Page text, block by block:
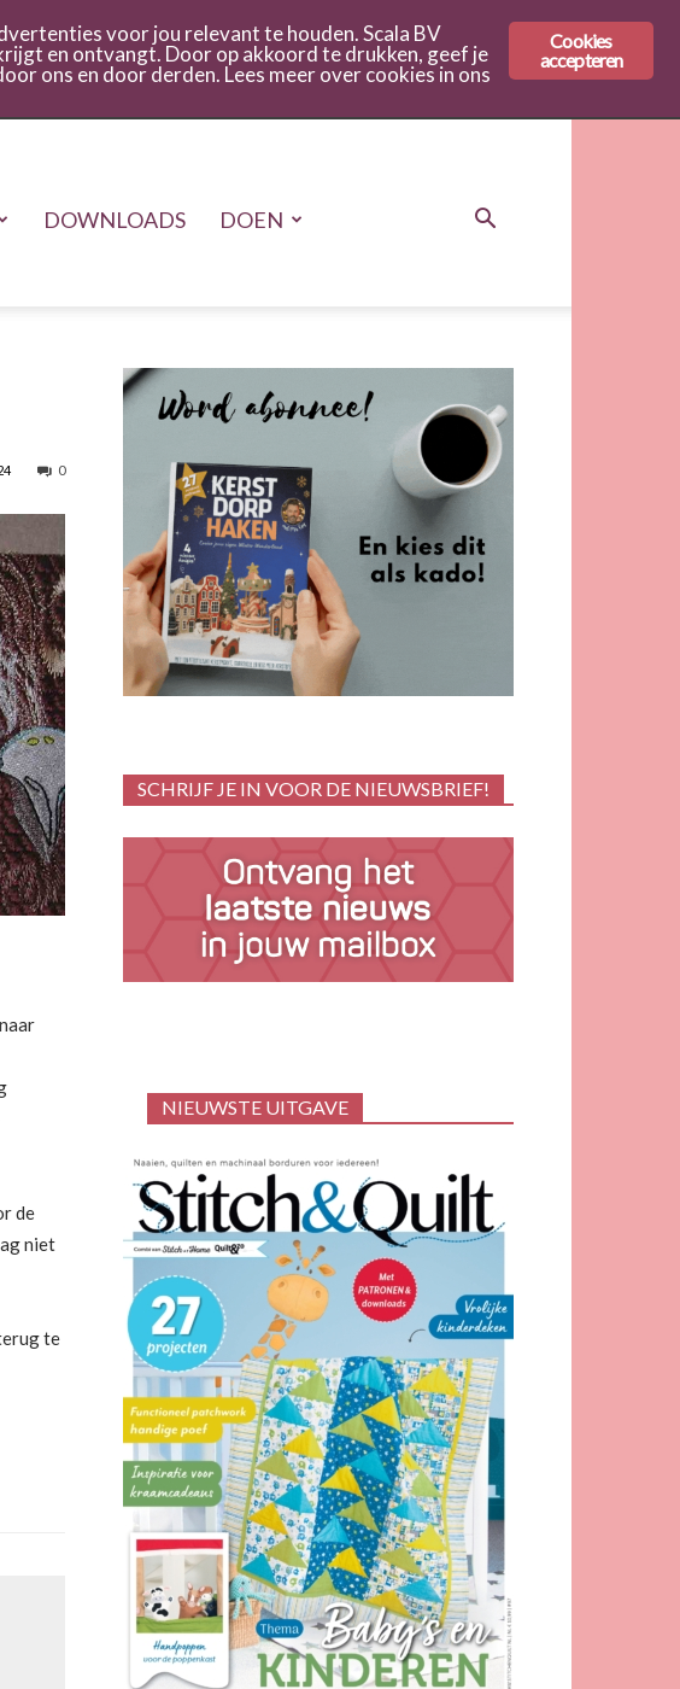
DOWNLOADS DOEN
0
de
niet
te
SCHRIJF JE IN VOOR DE NIEUWSBRIEF!
NIEUWSTE UITGAVE
Cookies
accepteren
voor jou relevant te houden. Scala BV
en ontvangt. Door op akkoord te drukken, geef je
ons en door derden. Lees meer over cookies in ons